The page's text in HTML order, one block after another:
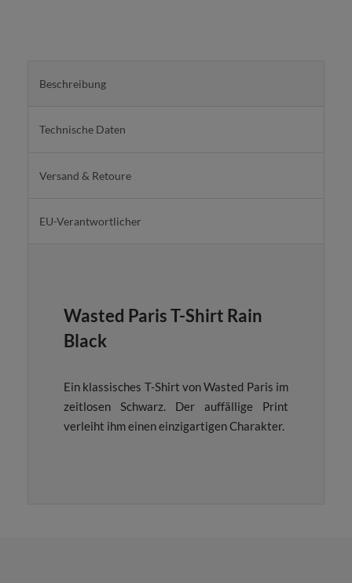
Beschreibung
Technische Daten
Versand & Retoure
EU-Verantwortlicher
Wasted Paris T-Shirt Rain
Black
Ein klassisches T-Shirt von Wasted Paris im
zeitlosen Schwarz. Der auffällige Print
verleiht ihm einen einzigartigen Charakter.